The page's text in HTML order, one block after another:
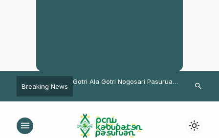
Breaking News
Jadi Ishari Milenial
Gotri Ala Gotri Nogosari Pasuruan
Meningkatkan Imun
Hadir di
Karya
search
menu light_mode